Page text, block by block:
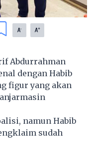
A- A+
Abdurrahman
dengan Habib
figur yang akan
namun Habib
sudah